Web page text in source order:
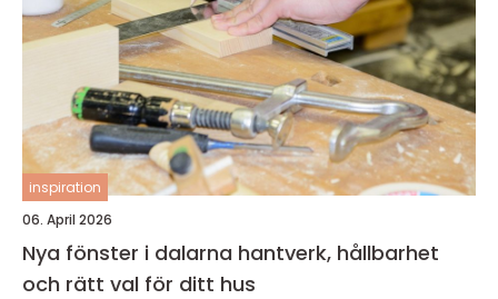
inspiration
06. April 2026
Nya fönster i dalarna hantverk, hållbarhet
och rätt val för ditt hus